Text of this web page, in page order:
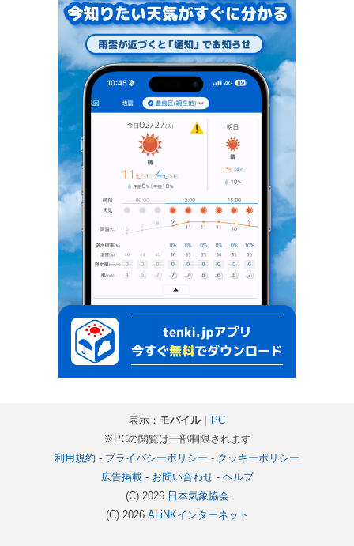
表示： モバイル｜ PC
※PCの閲覧は一部制限されます
利用規約 - プライバシーポリシー - クッキーポリシー
広告掲載- お問い合わせ- ヘルプ
(C) 2026 日本気象協会
(C) 2026 ALiNKインターネット